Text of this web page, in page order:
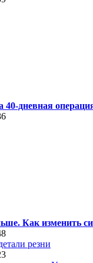
40-дневная
Как изменить
резни